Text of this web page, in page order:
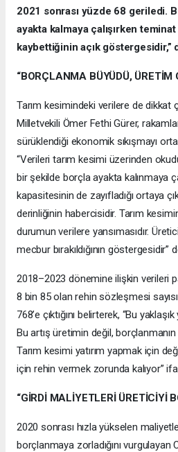
2021 sonrası yüzde 68 geriledi.
ayakta kalmaya çalışırken
kaybettiğinin açık göstergesidir,”
“BORÇLANMA BÜYÜDÜ, ÜRETİM
Tarım kesimindeki verilere de dikkat
Milletvekili Ömer Fethi Gürer,
sürüklendiği ekonomik sıkışmayı
“Verileri tarım kesimi üzerinden
bir şekilde borçla ayakta kalınmaya
kapasitesinin de zayıfladığı ortaya
derinliğinin habercisidir. Tarım
durumun verilere yansımasıdır.
mecbur bırakıldığının göstergesidir”
2018–2023 dönemine ilişkin verileri
8 bin 85 olan rehin sözleşmesi
768’e çıktığını belirterek, “Bu
Bu artış üretimin değil, borçlanmanın
Tarım kesimi yatırım yapmak için
için rehin vermek zorunda kalıyor”
“GİRDİ MALİYETLERİ ÜRETİCİYİ
2020 sonrası hızla yükselen
borçlanmaya zorladığını vurgulayan